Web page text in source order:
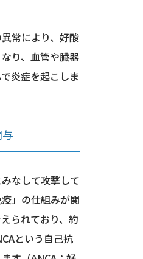
常により、好酸
り、血管や臓器
炎症を起こしま
なして攻撃して
」の仕組みが関
られており、約
という自己抗